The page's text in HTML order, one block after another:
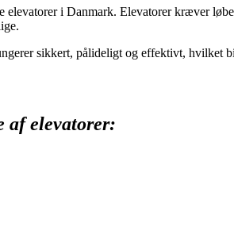
elevatorer i Danmark. Elevatorer kræver
sikkert, pålideligt og effektivt, hvilket
af elevatorer: